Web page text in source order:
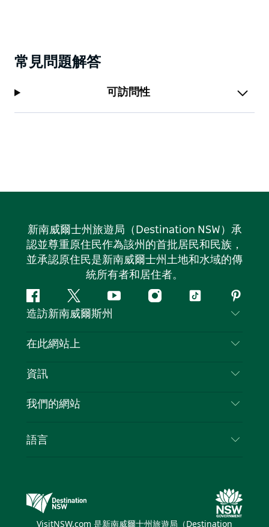
常見問題解答
可訪問性
新南威爾士州旅遊局（Destination NSW）承
認並尊重原住民作為該州的首批居民和民族，
並承認原住民是新南威爾士州土地和水域的傳
統所有者和居住者。
Facebook嘰
嘰
喳
Youtube Instagram
抖
造訪新南威爾斯州
聯絡我們
隱私
Cookie 通知
在此網站上
目的地
新南威爾斯州公路旅行
活動
資訊
旅行資訊
新南威爾斯的商業
我們的網站
新南威爾士州旅遊局（Destination NSW）媒體中
語言
VisitNSW.com 是新南威爾士州旅遊局（Destination